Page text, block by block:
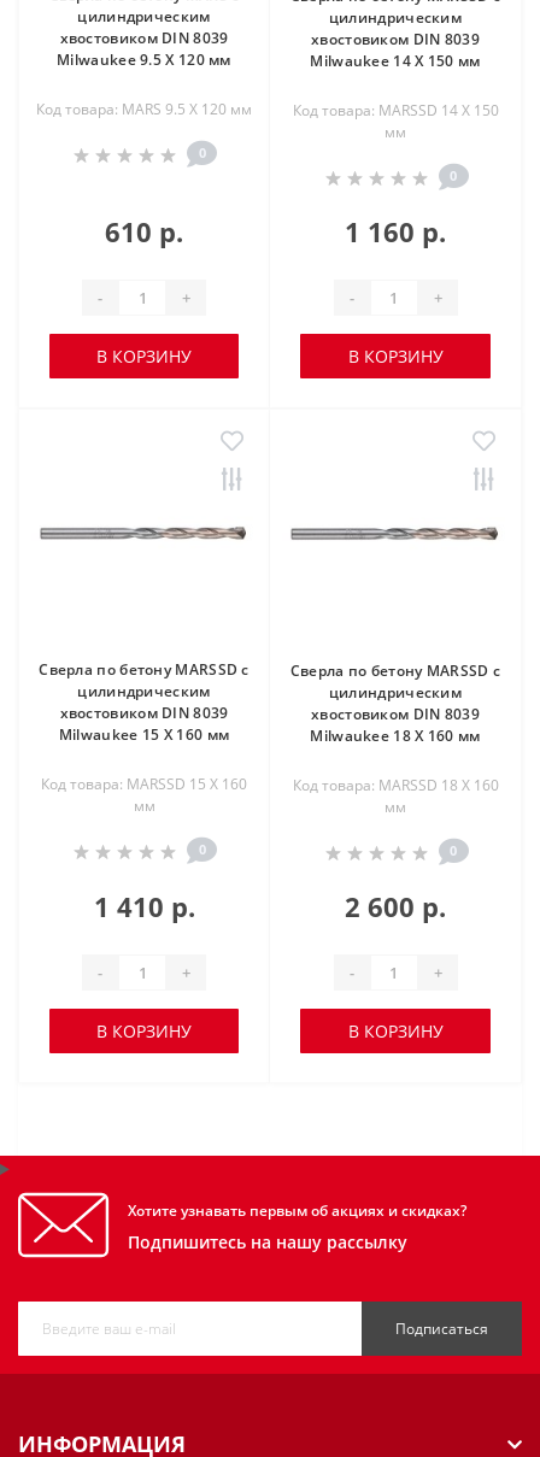
цилиндрическим
хвостовиком DIN 8039
Milwaukee 9.5 X 120 мм
Код товара: MARS 9.5 X 120 мм
0
610 р.
- +
В КОРЗИНУ
цилиндрическим
хвостовиком DIN 8039
Milwaukee 14 X 150 мм
Код товара: MARSSD 14 X 150
мм
0
1 160 р.
- +
В КОРЗИНУ
Сверла по бетону MARSSD с
цилиндрическим
хвостовиком DIN 8039
Milwaukee 15 X 160 мм
Код товара: MARSSD 15 X 160
мм
0
1 410 р.
- +
В КОРЗИНУ
Сверла по бетону MARSSD с
цилиндрическим
хвостовиком DIN 8039
Milwaukee 18 X 160 мм
Код товара: MARSSD 18 X 160
мм
0
2 600 р.
- +
В КОРЗИНУ
Хотите узнавать первым об акциях и скидках?
Подпишитесь на нашу рассылку
Подписаться
ИНФОРМАЦИЯ